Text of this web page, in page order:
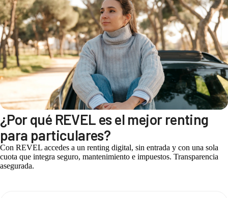
¿Por qué REVEL es el mejor renting
para particulares?
Con REVEL accedes a un renting digital, sin entrada y con una sola
cuota que integra seguro, mantenimiento e impuestos. Transparencia
asegurada.